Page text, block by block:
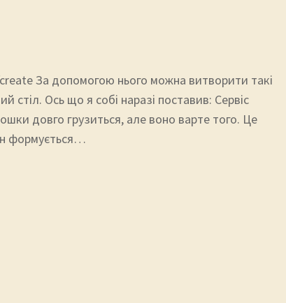
За допомогою нього можна витворити такі
стіл. Ось що я собі наразі поставив: Сервіс
довго грузиться, але воно варте того. Це
формується…